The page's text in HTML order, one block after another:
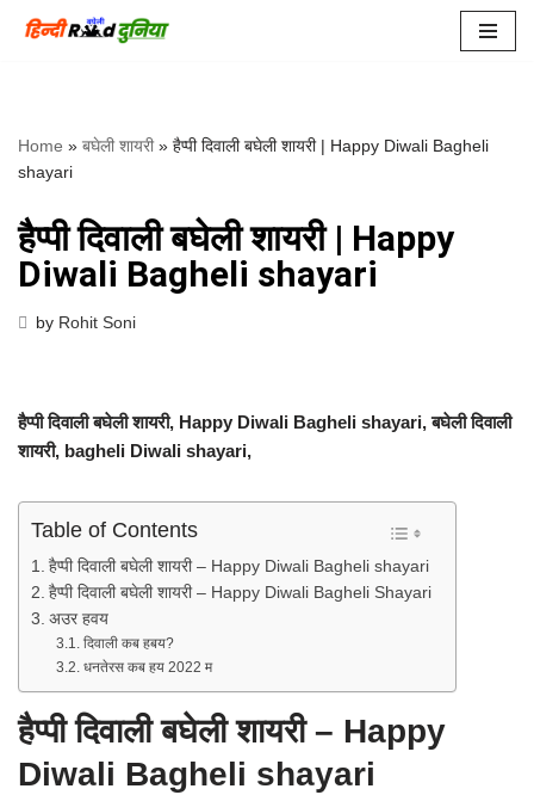
Home » बघेली शायरी» हैप्पी दिवाली बघेली शायरी | Happy Diwali Bagheli
shayari
हैप्पी दिवाली बघेली शायरी | Happy
Diwali Bagheli shayari
by Rohit Soni
हैप्पी दिवाली बघेली शायरी, Happy Diwali Bagheli shayari,बघेली दिवाली
शायरी, bagheli Diwali shayari,
Table of Contents
हैप्पी दिवाली बघेली शायरी – Happy Diwali Bagheli shayari
हैप्पी दिवाली बघेली शायरी – Happy Diwali Bagheli Shayari
अउर हवय
दिवाली कब हबय?
धनतेरस कब हय 2022 म
हैप्पी दिवाली बघेली शायरी – Happy
Diwali Bagheli shayari